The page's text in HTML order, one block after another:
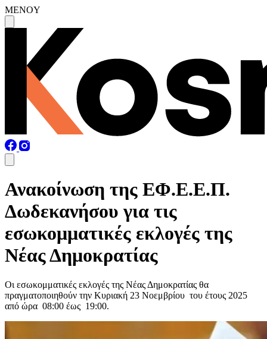
MENOY
Ανακοίνωση της ΕΦ.Ε.Ε.Π.
Δωδεκανήσου για τις
εσωκομματικές εκλογές της
Νέας Δημοκρατίας
Οι εσωκομματικές εκλογές της Νέας Δημοκρατίας θα
πραγματοποιηθούν την Κυριακή 23 Νοεμβρίου του έτους 2025
από ώρα 08:00 έως 19:00.